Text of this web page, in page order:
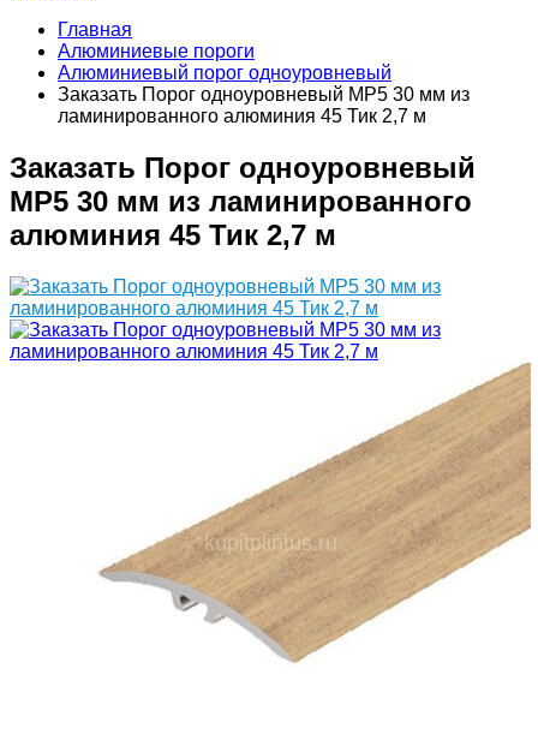
Главная
Алюминиевые пороги
Алюминиевый порог одноуровневый
Заказать Порог одноуровневый MP5 30 мм из
ламинированного алюминия 45 Тик 2,7 м
Заказать Порог одноуровневый
MP5 30 мм из ламинированного
алюминия 45 Тик 2,7 м